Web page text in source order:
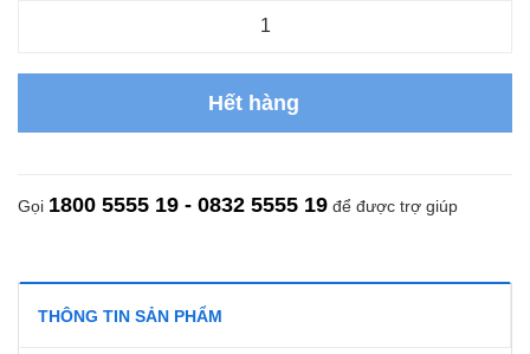
Hết hàng
Gọi 1800 5555 19 - 0832 5555 19 để được trợ giúp
THÔNG TIN SẢN PHẨM